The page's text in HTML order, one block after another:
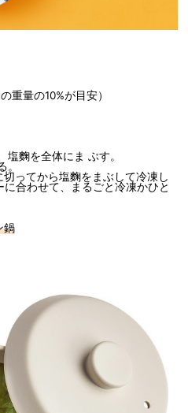
重量の10%が目安）
麴を全体にま ぶす。
。
ってから塩麴をまぶして冷凍し
合わせて、まるごと冷凍かひと
鍋